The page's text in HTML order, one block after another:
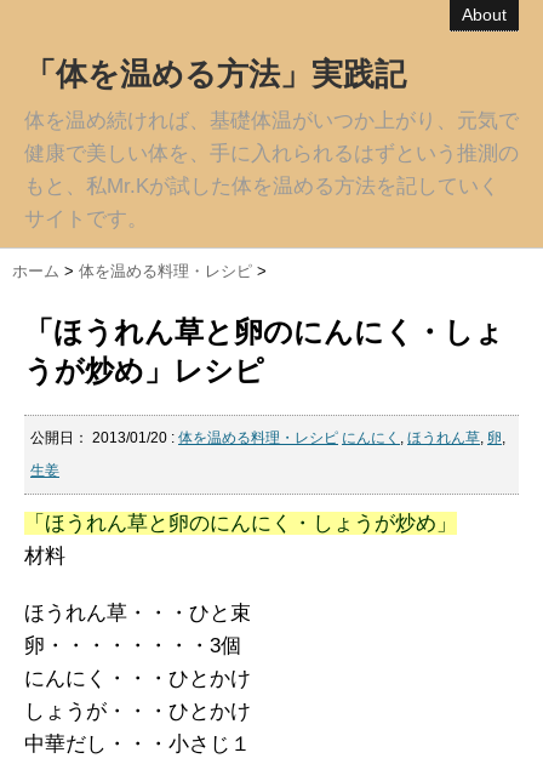
About
「体を温める方法」実践記
体を温め続ければ、基礎体温がいつか上がり、元気で
健康で美しい体を、手に入れられるはずという推測の
もと、私Mr.Kが試した体を温める方法を記していく
サイトです。
ホーム > 体を温める料理・レシピ >
「ほうれん草と卵のにんにく・しょ
うが炒め」レシピ
公開日： 2013/01/20 : 体を温める料理・レシピ にんにく , ほうれん草, 卵,
生姜
「ほうれん草と卵のにんにく・しょうが炒め」
材料
ほうれん草・・・ひと束
卵・・・・・・・・3個
にんにく・・・ひとかけ
しょうが・・・ひとかけ
中華だし・・・小さじ１